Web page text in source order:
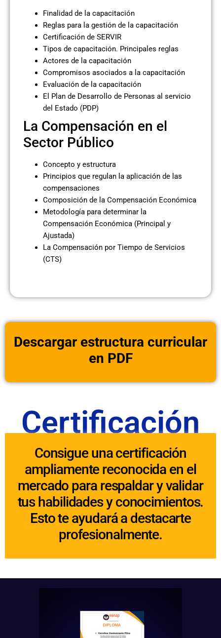
Finalidad de la capacitación
Reglas para la gestión de la capacitación
Certificación de SERVIR
Tipos de capacitación. Principales reglas
Actores de la capacitación
Compromisos asociados a la capacitación
Evaluación de la capacitación
El Plan de Desarrollo de Personas al servicio
del Estado (PDP)
La Compensación en el
Sector Público
Concepto y estructura
Principios que regulan la aplicación de las
compensaciones
Composición de la Compensación Económica
Metodología para determinar la
Compensación Económica (Principal y
Ajustada)
La Compensación por Tiempo de Servicios
(CTS)
Descargar estructura curricular
en PDF
Certificación
Consigue una certificación
ampliamente reconocida en el
mercado para respaldar y validar
tus habilidades y conocimientos.
Esto te ayudará a destacarte
profesionalmente.